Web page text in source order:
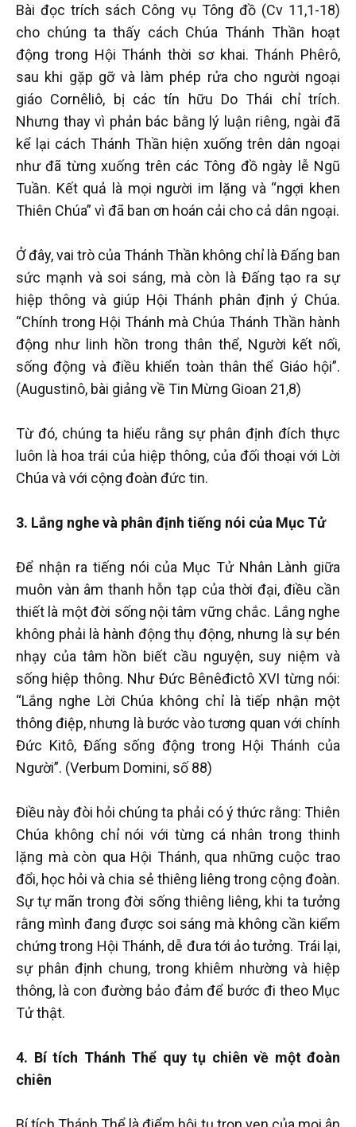
Bài đọc trích sách Công vụ Tông đồ (Cv 11,1-18)
cho chúng ta thấy cách Chúa Thánh Thần hoạt
động trong Hội Thánh thời sơ khai. Thánh Phêrô,
sau khi gặp gỡ và làm phép rửa cho người ngoại
giáo Cornêliô, bị các tín hữu Do Thái chỉ trích.
Nhưng thay vì phản bác bằng lý luận riêng, ngài đã
kể lại cách Thánh Thần hiện xuống trên dân ngoại
như đã từng xuống trên các Tông đồ ngày lễ Ngũ
Tuần. Kết quả là mọi người im lặng và “ngợi khen
Thiên Chúa” vì đã ban ơn hoán cải cho cả dân ngoại.
Ở đây, vai trò của Thánh Thần không chỉ là Đấng ban
sức mạnh và soi sáng, mà còn là Đấng tạo ra sự
hiệp thông và giúp Hội Thánh phân định ý Chúa.
“Chính trong Hội Thánh mà Chúa Thánh Thần hành
động như linh hồn trong thân thể, Người kết nối,
sống động và điều khiển toàn thân thể Giáo hội”.
(Augustinô, bài giảng về Tin Mừng Gioan 21,8)
Từ đó, chúng ta hiểu rằng sự phân định đích thực
luôn là hoa trái của hiệp thông, của đối thoại với Lời
Chúa và với cộng đoàn đức tin.
3. Lắng nghe và phân định tiếng nói của Mục Tử
Để nhận ra tiếng nói của Mục Tử Nhân Lành giữa
muôn vàn âm thanh hỗn tạp của thời đại, điều cần
thiết là một đời sống nội tâm vững chắc. Lắng nghe
không phải là hành động thụ động, nhưng là sự bén
nhạy của tâm hồn biết cầu nguyện, suy niệm và
sống hiệp thông. Như Đức Bênêđictô XVI từng nói:
“Lắng nghe Lời Chúa không chỉ là tiếp nhận một
thông điệp, nhưng là bước vào tương quan với chính
Đức Kitô, Đấng sống động trong Hội Thánh của
Người”. (Verbum Domini, số 88)
Điều này đòi hỏi chúng ta phải có ý thức rằng: Thiên
Chúa không chỉ nói với từng cá nhân trong thinh
lặng mà còn qua Hội Thánh, qua những cuộc trao
đổi, học hỏi và chia sẻ thiêng liêng trong cộng đoàn.
Sự tự mãn trong đời sống thiêng liêng, khi ta tưởng
rằng mình đang được soi sáng mà không cần kiểm
chứng trong Hội Thánh, dễ đưa tới ảo tưởng. Trái lại,
sự phân định chung, trong khiêm nhường và hiệp
thông, là con đường bảo đảm để bước đi theo Mục
Tử thật.
4. Bí tích Thánh Thể quy tụ chiên về một đoàn
chiên